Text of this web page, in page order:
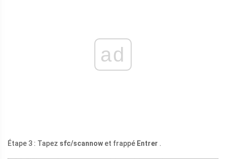
ad
Étape 3 : Tapez sfc/scannow et frappé Entrer .